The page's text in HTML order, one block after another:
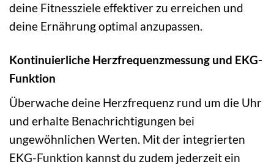
deine Fitnessziele effektiver zu erreichen und
deine Ernährung optimal anzupassen.
Kontinuierliche Herzfrequenzmessung und EKG-
Funktion
Überwache deine Herzfrequenz rund um die Uhr
und erhalte Benachrichtigungen bei
ungewöhnlichen Werten. Mit der integrierten
EKG-Funktion kannst du zudem jederzeit ein